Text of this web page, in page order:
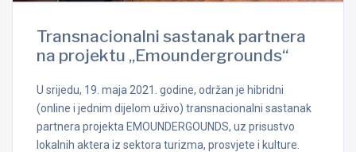
Transnacionalni sastanak partnera
na projektu „Emoundergrounds“
U srijedu, 19. maja 2021. godine, održan je hibridni
(online i jednim dijelom uživo) transnacionalni sastanak
partnera projekta EMOUNDERGOUNDS, uz prisustvo
lokalnih aktera iz sektora turizma, prosvjete i kulture.